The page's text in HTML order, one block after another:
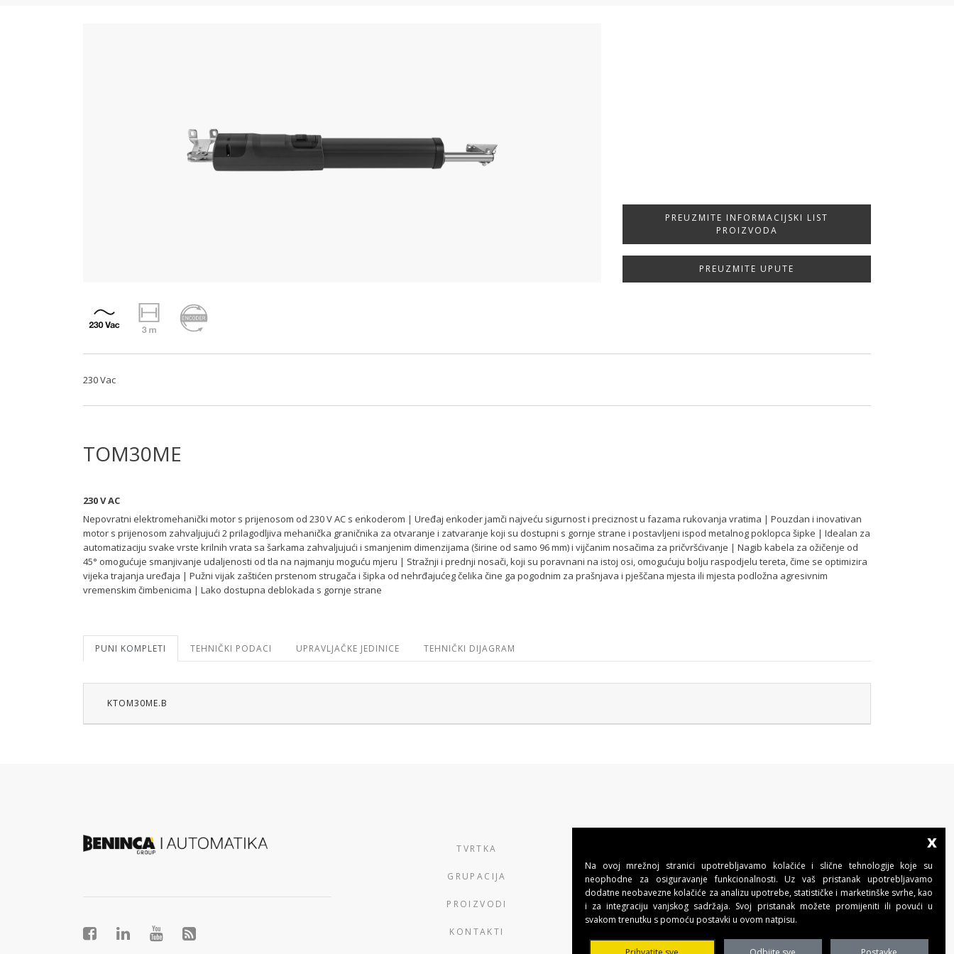
PREUZMITE INFORMACIJSKI LIST
PROIZVODA
PREUZMITE UPUTE
230 Vac
TOM30ME
230 V AC
Nepovratni elektromehanički motor s prijenosom od 230 V AC s enkoderom | Uređaj enkoder jamči najveću sigurnost i preciznost u fazama rukovanja vratima | Pouzdan i inovativan
motor s prijenosom zahvaljujući 2 prilagodljiva mehanička graničnika za otvaranje i zatvaranje koji su dostupni s gornje strane i postavljeni ispod metalnog poklopca šipke | Idealan za
automatizaciju svake vrste krilnih vrata sa šarkama zahvaljujući i smanjenim dimenzijama (širine od samo 96 mm) i vijčanim nosačima za pričvršćivanje | Nagib kabela za ožičenje od
45° omogućuje smanjivanje udaljenosti od tla na najmanju moguću mjeru | Stražnji i prednji nosači, koji su poravnani na istoj osi, omogućuju bolju raspodjelu tereta, čime se optimizira
vijeka trajanja uređaja | Pužni vijak zaštićen prstenom strugača i šipka od nehrđajućeg čelika čine ga pogodnim za prašnjava i pješčana mjesta ili mjesta podložna agresivnim
vremenskim čimbenicima | Lako dostupna deblokada s gornje strane
PUNI KOMPLETI TEHNIČKI PODACI UPRAVLJAČKE JEDINICE TEHNIČKI DIJAGRAM
KTOM30ME.B
TVRTKA
GRUPACIJA
PROIZVODI
KONTAKTI
Marinići 183,Viškovo
51 216, (Hrvatska)
T +385 51 361 546
automatika@beninca.com
x
Na ovoj mrežnoj stranici upotrebljavamo kolačiće i slične tehnologije koje su
neophodne za osiguravanje funkcionalnosti. Uz vaš pristanak upotrebljavamo
dodatne neobavezne kolačiće za analizu upotrebe, statističke i marketinške svrhe, kao
i za integraciju vanjskog sadržaja. Svoj pristanak možete promijeniti ili povući u
svakom trenutku s pomoću postavki u ovom natpisu.